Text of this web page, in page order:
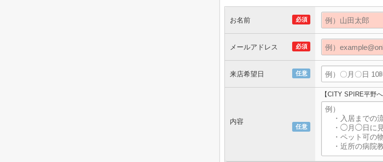
必須
お名前
必須
メールアドレス
任意
来店希望日
任意
内容
【CITY SPIRE平野